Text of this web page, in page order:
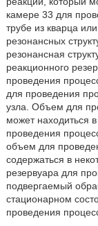
камере 33 для
трубе из кварца
резонансных
резонансная
реакционного
проведения
для проведения
узла. Объем для
может находиться
проведения
объем для
содержаться в
резервуара для
подвергаемый
стационарном
проведения